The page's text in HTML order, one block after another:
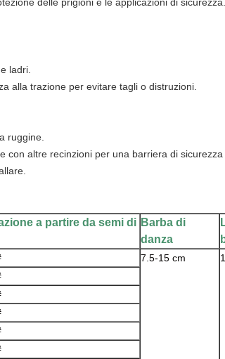
ladri.
alla trazione per evitare tagli o distruzioni.
ruggine.
con altre recinzioni per una barriera di sicurezza
a partire da semi di Barba di
danza
7.5-15 cm